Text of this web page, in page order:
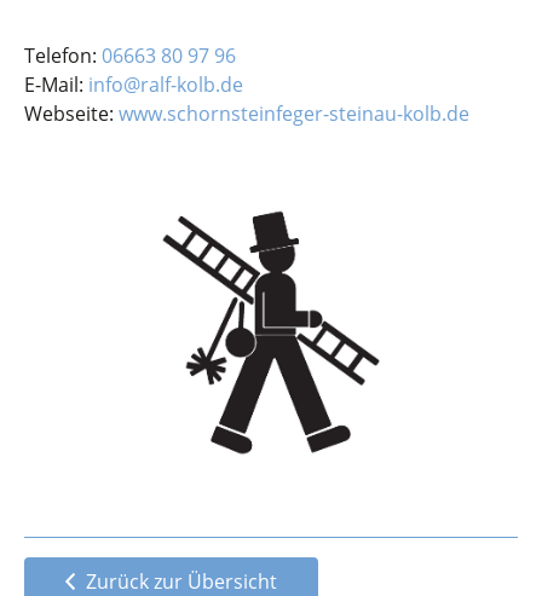
Telefon: 06663 80 97 96
E-Mail: info@ralf-kolb.de
Webseite: www.schornsteinfeger-steinau-kolb.de
Zurück zur Übersicht